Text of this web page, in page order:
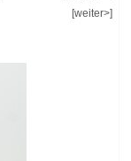
[weiter>]